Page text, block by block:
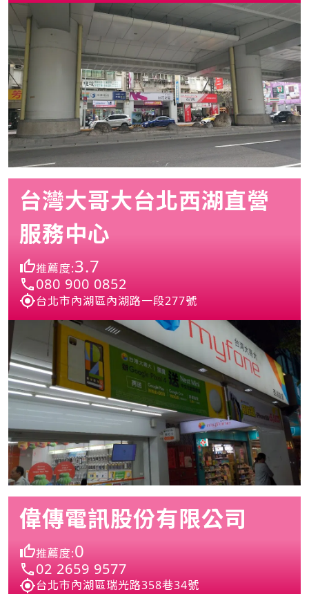
台灣大哥大台北西湖直營
服務中心
推薦度:3.7
080 900 0852
台北市內湖區內湖路一段277號
偉傳電訊股份有限公司
推薦度:0
02 2659 9577
台北市內湖區瑞光路358巷34號